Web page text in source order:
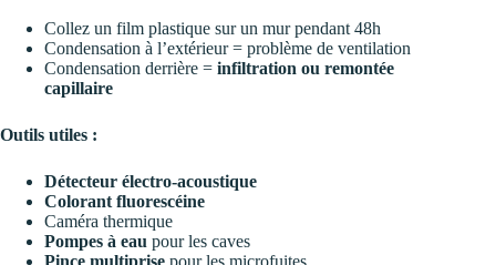
Collez un film plastique sur un mur pendant 48h
Condensation à l’extérieur = problème de ventilation
Condensation derrière = infiltration ou remontée
capillaire
Outils utiles :
Détecteur électro-acoustique
Colorant fluorescéine
Caméra thermique
Pompes à eau pour les caves